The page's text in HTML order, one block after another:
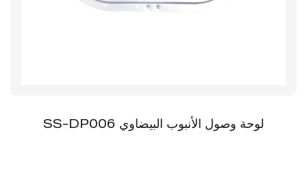
لوحة وصول الأنبوب البيضاوي SS-DP006